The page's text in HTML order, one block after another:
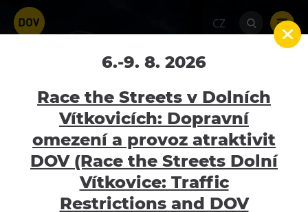
CZ
Projekty
Home Projekty
Atraktivity
Bolt Tower
Velký svět techniky
AKTUÁLNĚ ČERPANÉ DOTAČNÍ TITULY
PROJEKTY V UDRŽITELNOSTI
UKONČENÉ PROJEKTY
6.-9. 8. 2026
Race the Streets v Dolních
Vítkovicích: Dopravní
omezení a provoz atraktivit
DOV (Race the Streets Dolní
Vítkovice: Traffic
Restrictions and DOV